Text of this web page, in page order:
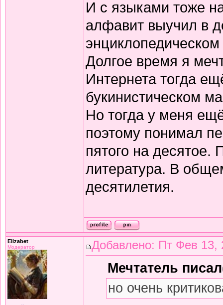
И с языками тоже
алфавит выучил в
Долгое время я
Интернета тогда
букинистическом
Но тогда у меня
поэтому понимал
пятого на десятое.
литература. В
десятилетия.
Elizabet
Модератор Добавлено: Пт Фев 13,
Мечтатель
но очень